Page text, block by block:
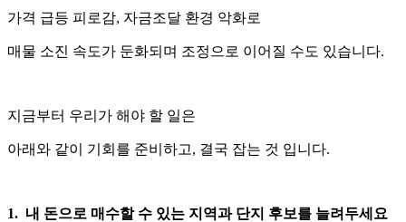
가격 급등 피로감, 자금조달 환경 악화로
매물 소진 속도가 둔화되며 조정으로 이어질 수도 있습니다.
지금부터 우리가 해야 할 일은
아래와 같이 기회를 준비하고, 결국 잡는 것 입니다.
1. 내 돈으로 매수할 수 있는 지역과 단지 후보를 늘려두세요